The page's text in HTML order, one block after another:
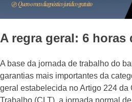
A regra geral: 6 horas
A base da jornada de trabalho do
garantias mais importantes da
geral estabelecida no Artigo 224
Trabalho (CLT), a jornada normal